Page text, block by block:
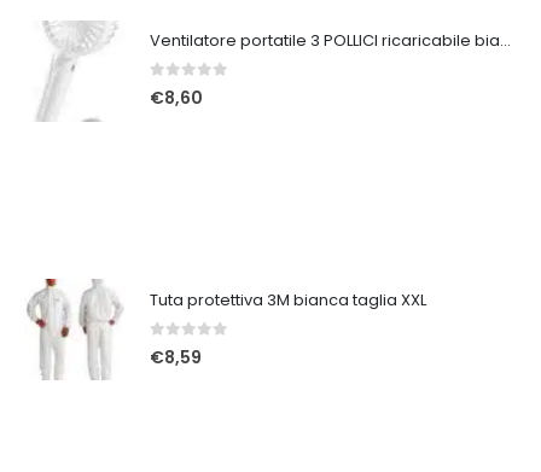
Ventilatore portatile 3 POLLICI ricaricabile bianco
0Su 5
€8,60
Tuta protettiva 3M bianca taglia XXL
Su 5
€8,59